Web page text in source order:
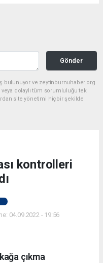
Gönder
bulunuyor ve zeytinburnuhaber.org
dolaylı tüm sorumluluğu tek
site yönetimi hiçbir şekilde
kontrolleri
04.09.2022 - 19:56
çıkma